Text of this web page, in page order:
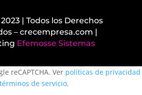
| Todos los Derechos
– crecempresa.com |
Efemosse Sistemas
reCAPTCHA. Ver políticas de privacidad
términos de servicio.